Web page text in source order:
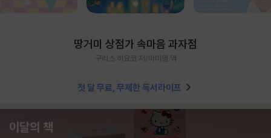
땅거미 상점가 속마음 과자점
구리스 히요코 저/마미영 역
첫 달 무료, 무제한 독서라이프
이달의 책